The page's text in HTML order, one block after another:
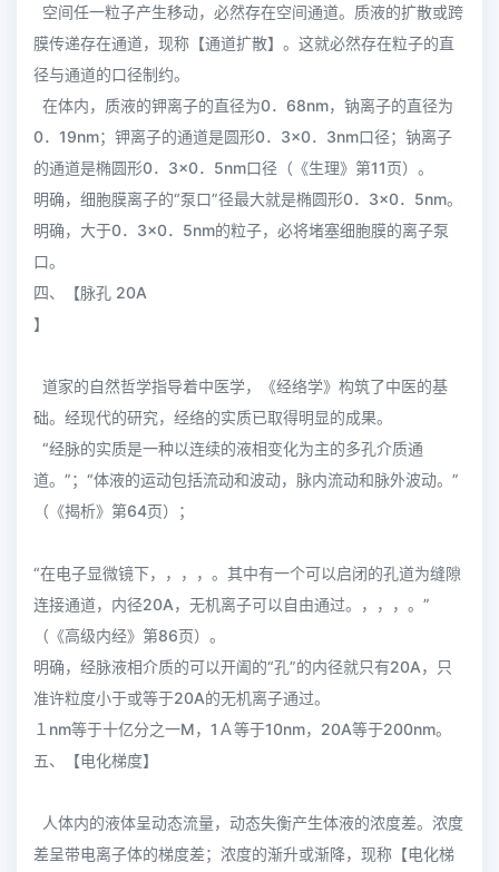
空间任一粒子产生移动，必然存在空间通道。质液的扩散或跨
膜传递存在通道，现称【通道扩散】。这就必然存在粒子的直
径与通道的口径制约。
在体内，质液的钾离子的直径为0．68nm，钠离子的直径为
0．19nm；钾离子的通道是圆形0．3×0．3nm口径；钠离子
的通道是椭圆形0．3×0．5nm口径（《生理》第11页）。
明确，细胞膜离子的“泵口”径最大就是椭圆形0．3×0．5nm。
明确，大于0．3×0．5nm的粒子，必将堵塞细胞膜的离子泵
口。
四、【脉孔 20A
】
道家的自然哲学指导着中医学，《经络学》构筑了中医的基
础。经现代的研究，经络的实质已取得明显的成果。
“经脉的实质是一种以连续的液相变化为主的多孔介质通
道。”；“体液的运动包括流动和波动，脉内流动和脉外波动。”
（《揭析》第64页）；
“在电子显微镜下，，，，。其中有一个可以启闭的孔道为缝隙
连接通道，内径20A，无机离子可以自由通过。，，，。”
（《高级内经》第86页）。
明确，经脉液相介质的可以开阖的“孔”的内径就只有20A，只
准许粒度小于或等于20A的无机离子通过。
１nm等于十亿分之一M，1Ａ等于10nm，20A等于200nm。
五、【电化梯度】
人体内的液体呈动态流量，动态失衡产生体液的浓度差。浓度
差呈带电离子体的梯度差；浓度的渐升或渐降，现称【电化梯